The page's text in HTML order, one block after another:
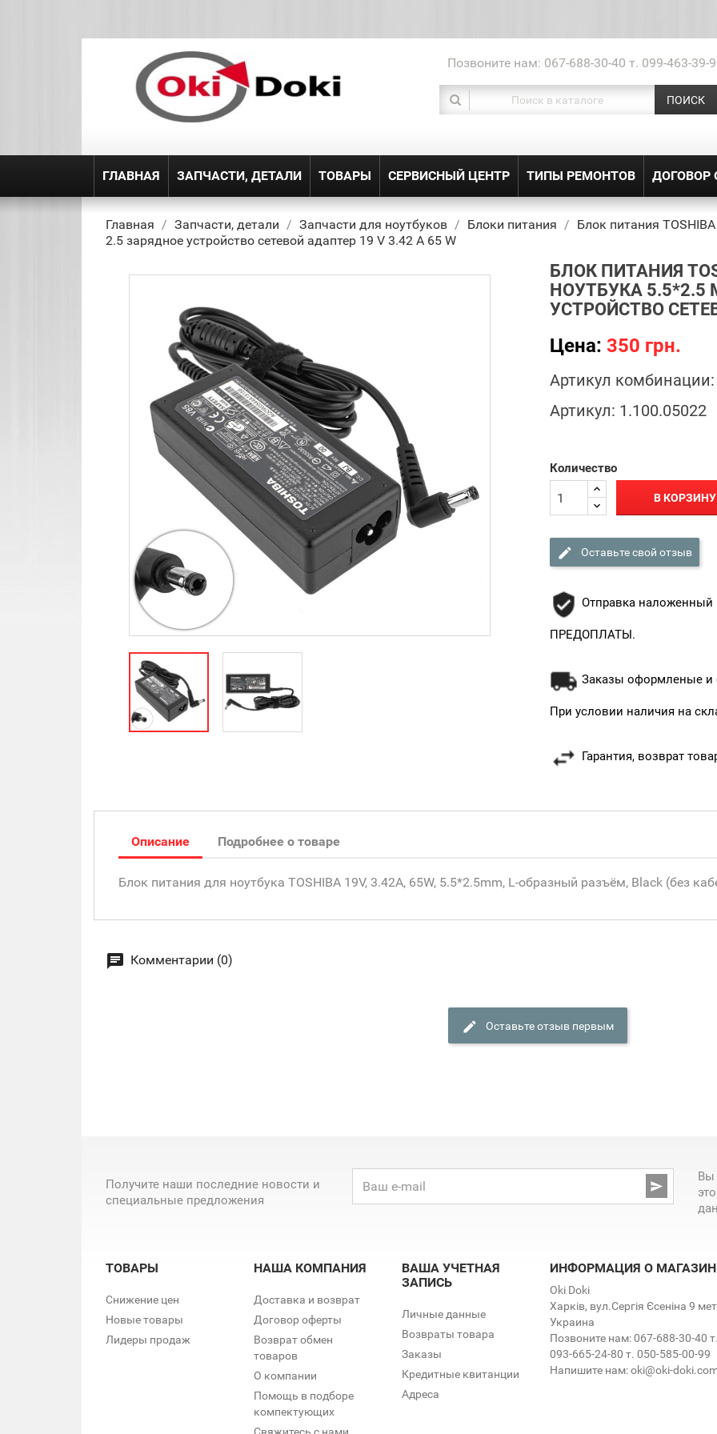
Позвоните нам: 067-688-30-40 т. 099-463-39-
ПОИСК
ГЛАВНАЯ ЗАПЧАСТИ, ДЕТАЛИ ТОВАРЫ СЕРВИСНЫЙ ЦЕНТР ТИПЫ РЕМОНТОВ ДОГОВОР
Главная Запчасти, детали Запчасти для ноутбуков Блоки питания
Блок питания
2.5 зарядное устройство сетевой адаптер 19 V 3.42 A 65 W
БЛОК ПИТАНИЯ
НОУТБУКА 5.5*2.5
УСТРОЙСТВО
Цена: 350 грн.
Артикул комбинации:
Артикул: 1.100.05022
Количество
В КОРЗИНУ
Оставьте свой отзыв
Отправка наложенный
ПРЕДОПЛАТЫ.
Заказы оформленые и
При условии наличия на
Гарантия, возврат
Описание Подробнее о товаре
Блок питания для ноутбука TOSHIBA 19V, 3.42A, 65W, 5.5*2.5mm, L-образный разъём, Black (без
Комментарии (0)
Оставьте отзыв первым
Получите наши последние новости и
специальные предложения

Вы
ТОВАРЫ
Снижение цен
Новые товары
Лидеры продаж
НАША КОМПАНИЯ
Доставка и возврат
Договор оферты
Возврат обмен
товаров
О компании
Помощь в подборе
компектующих
ВАША УЧЕТНАЯ
ЗАПИСЬ
Личные данные
Возвраты товара
Заказы
Кредитные квитанции
Адреса
ИНФОРМАЦИЯ О
Oki Doki
Харків, вул.Сергія Єсеніна 9
Украина
Позвоните нам:067-688-30-40
093-665-24-80 т. 050-585-00-99
Напишите нам:oki@oki-